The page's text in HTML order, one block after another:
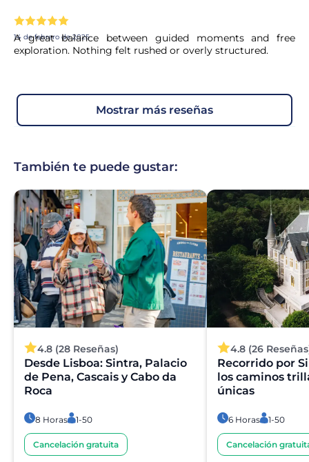
14 de febrero de 2025
A great balance between guided moments and free
exploration. Nothing felt rushed or overly structured.
mostrar más reseñas
También te puede gustar:
4.8 (28 Reseñas)
Desde Lisboa: Sintra, Palacio
de Pena, Cascais y Cabo da
Roca
8 Horas 1-50
Cancelación gratuita
4.8 (26
Recorrido por
los caminos
únicas
6 Horas 1-50
Cancelación